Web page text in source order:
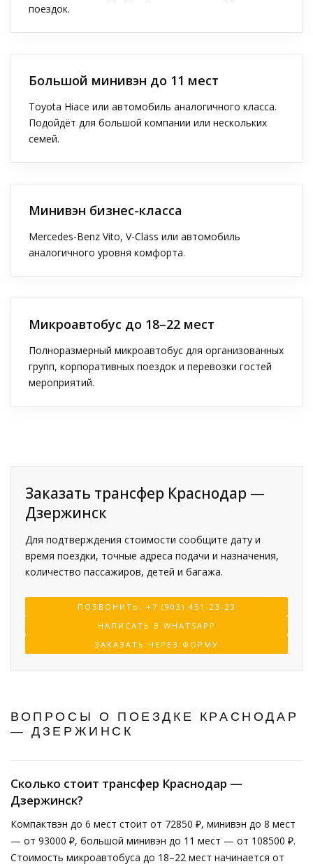
поездок.
Большой минивэн до 11 мест
Toyota Hiace или автомобиль аналогичного класса.
Подойдёт для большой компании или нескольких
семей.
Минивэн бизнес-класса
Mercedes-Benz Vito, V-Class или автомобиль
аналогичного уровня комфорта.
Микроавтобус до 18–22 мест
Полноразмерный микроавтобус для организованных
групп, корпоративных поездок и перевозки гостей
мероприятий.
Заказать трансфер Краснодар —
Дзержинск
Для подтверждения стоимости сообщите дату и
время поездки, точные адреса подачи и назначения,
количество пассажиров, детей и багажа.
ПОЗВОНИТЬ: +7 (903) 451-23-23
НАПИСАТЬ В WHATSAPP
ЗАКАЗАТЬ ЧЕРЕЗ ФОРМУ
ВОПРОСЫ О ПОЕЗДКЕ КРАСНОДАР
— ДЗЕРЖИНСК
Сколько стоит трансфер Краснодар —
Дзержинск?
Компактвэн до 6 мест стоит от 72850 ₽, минивэн до 8 мест
— от 93000 ₽, большой минивэн до 11 мест — от 108500 ₽.
Стоимость микроавтобуса до 18–22 мест начинается от